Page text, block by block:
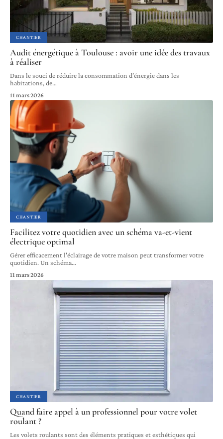
CHANTIER
Audit énergétique à Toulouse : avoir une idée des travaux
à réaliser
Dans le souci de réduire la consommation d’énergie dans les
habitations, de…
11 mars 2026
CHANTIER
Facilitez votre quotidien avec un schéma va-et-vient
électrique optimal
Gérer efficacement l'éclairage de votre maison peut transformer votre
quotidien. Un schéma…
11 mars 2026
CHANTIER
Quand faire appel à un professionnel pour votre volet
roulant ?
Les volets roulants sont des éléments pratiques et esthétiques qui